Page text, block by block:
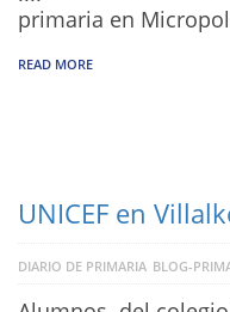
primaria en
READ MORE
UNICEF en
DIARIO DE PRIMARIA BLOG-